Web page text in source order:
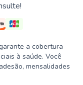
a cobertura
à saúde. Você
mensalidades